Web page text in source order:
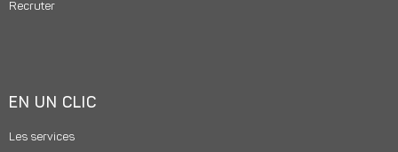
Recruter
EN UN CLIC
Les services